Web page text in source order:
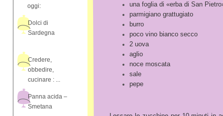
oggi:
Dolci di
Sardegna
Credere,
obbedire,
cucinare : ...
Panna acida –
Smetana
una foglia di «erba di San
parmigiano grattugiato
burro
poco vino bianco secco
2 uova
aglio
noce moscata
sale
pepe